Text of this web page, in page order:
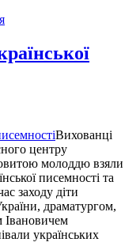
Вихованці
центру
молоддю взяли
писемності та
заходу діти
драматургом,
Івановичем
українських